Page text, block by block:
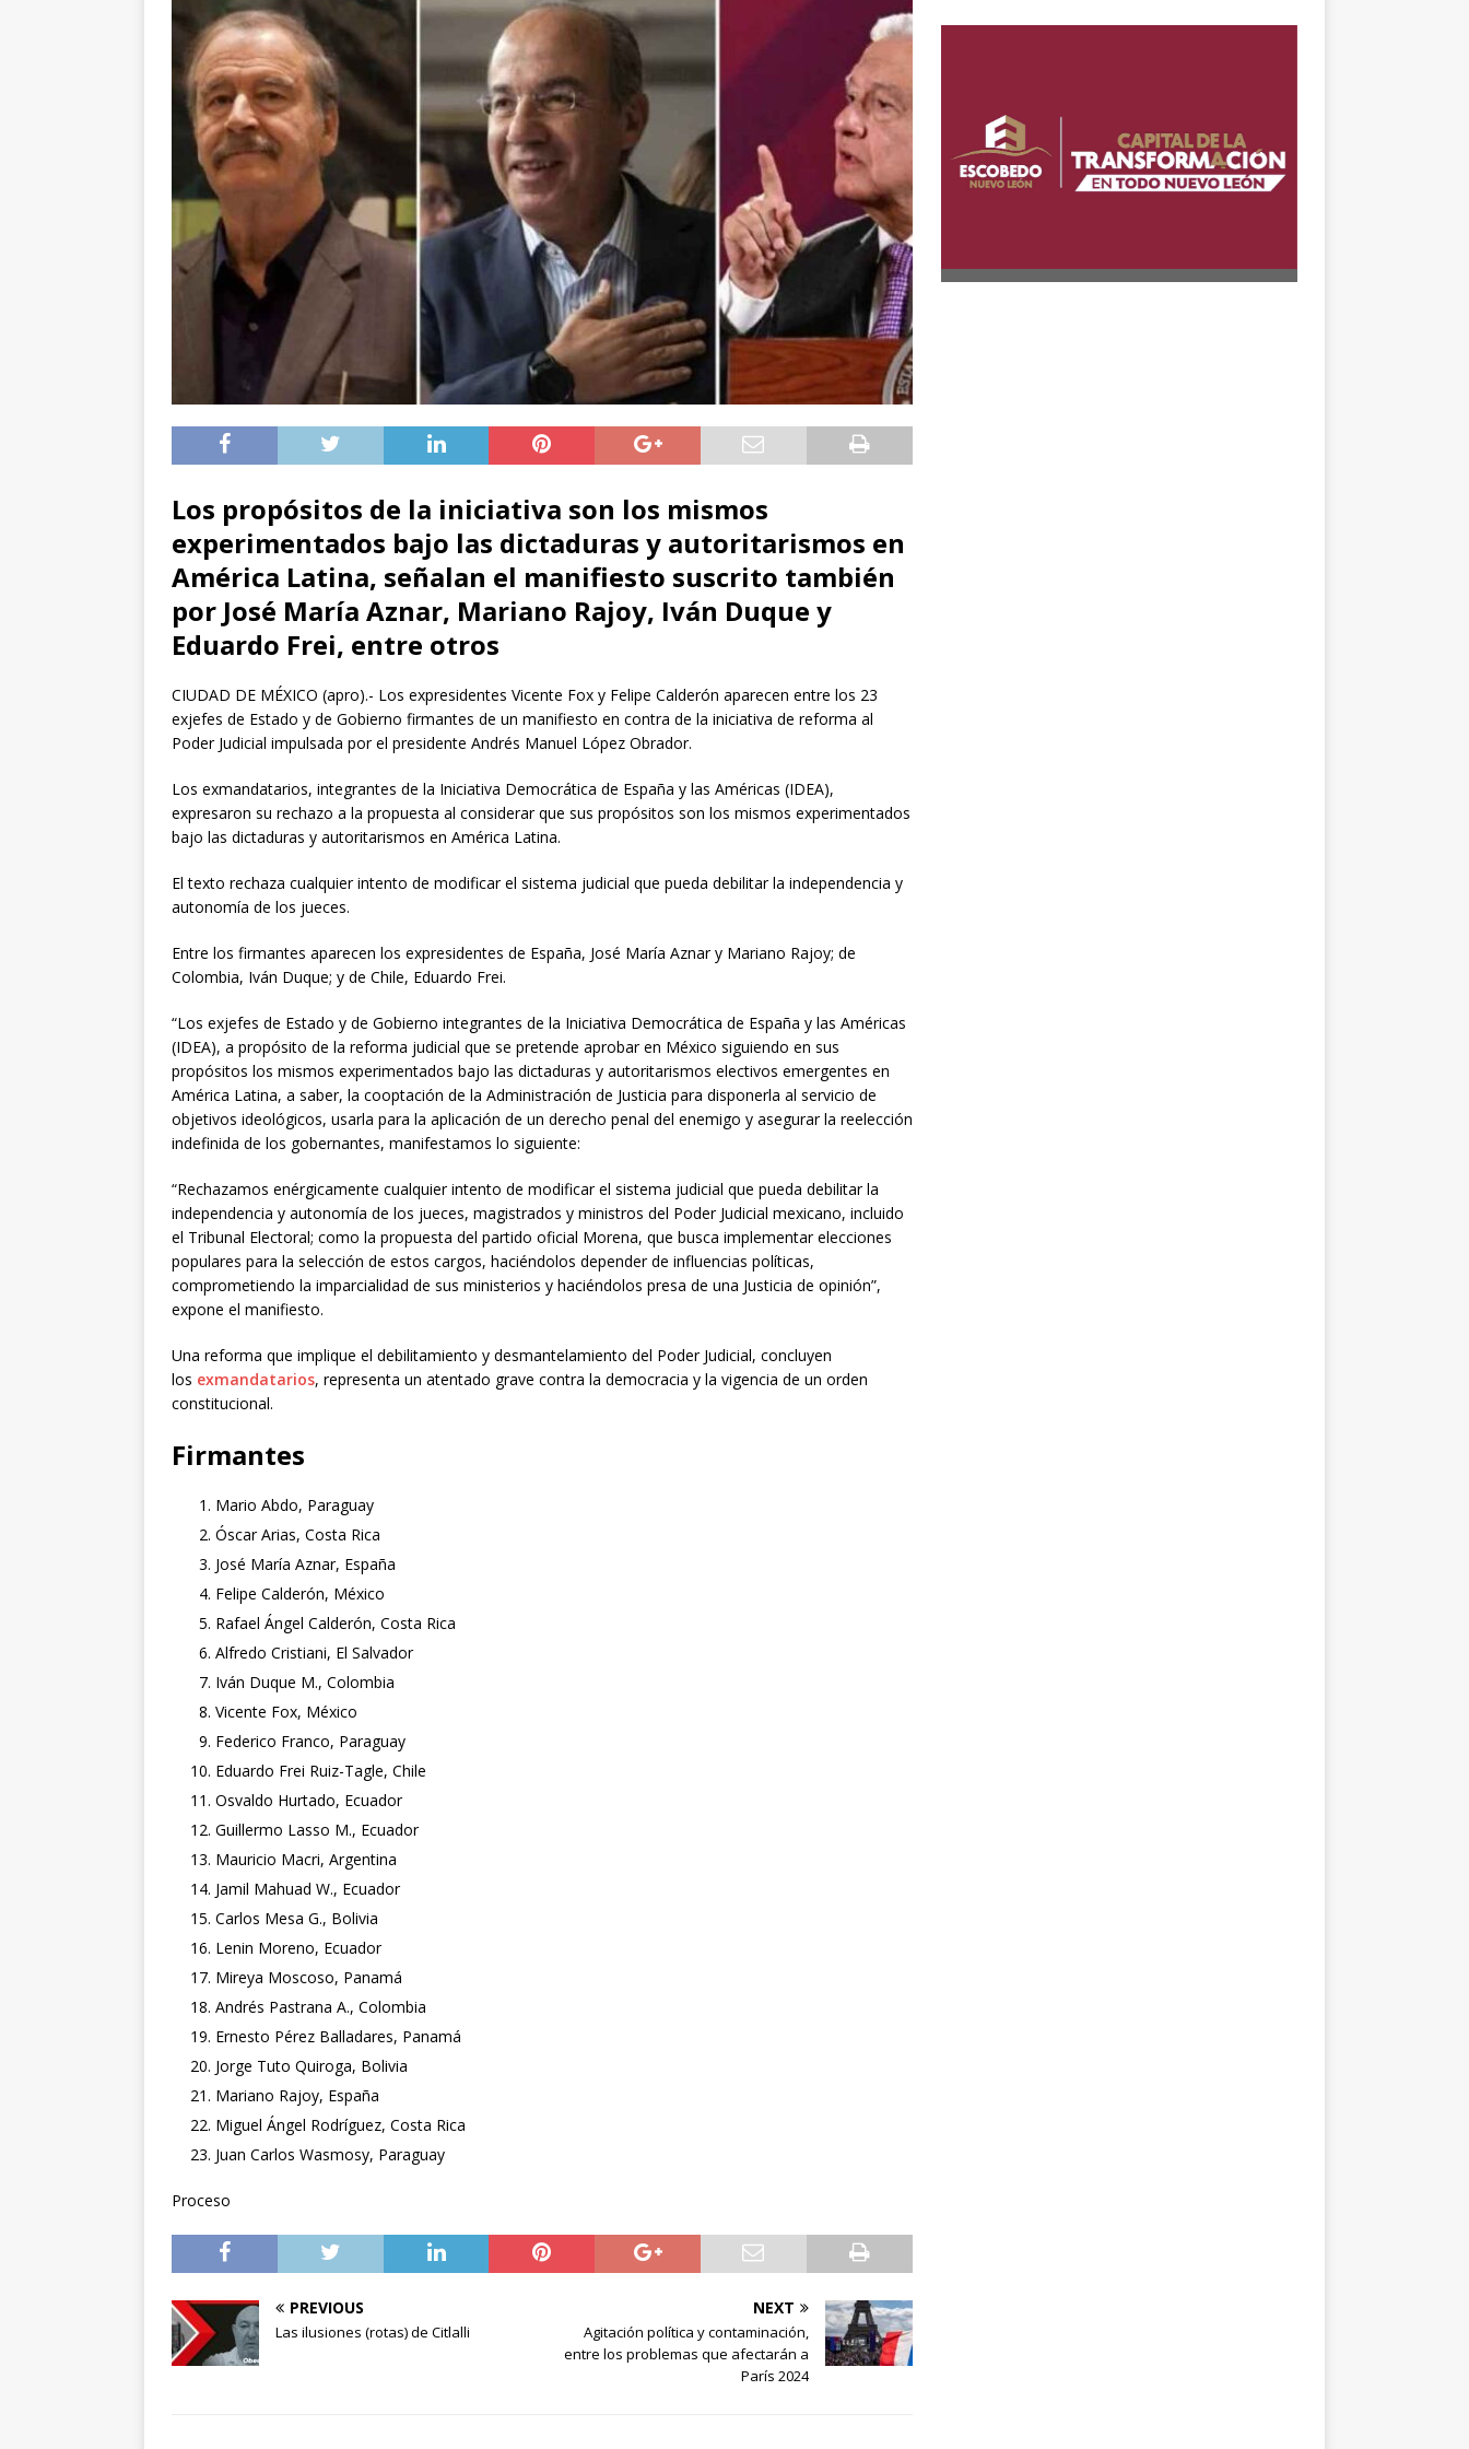
Los propósitos de la iniciativa son los mismos
experimentados bajo las dictaduras y autoritarismos en
América Latina, señalan el manifiesto suscrito también
por José María Aznar, Mariano Rajoy, Iván Duque y
Eduardo Frei, entre otros
CIUDAD DE MÉXICO (apro).- Los expresidentes Vicente Fox y Felipe Calderón aparecen entre los 23
exjefes de Estado y de Gobierno firmantes de un manifiesto en contra de la iniciativa de reforma al
Poder Judicial impulsada por el presidente Andrés Manuel López Obrador.
Los exmandatarios, integrantes de la Iniciativa Democrática de España y las Américas (IDEA),
expresaron su rechazo a la propuesta al considerar que sus propósitos son los mismos experimentados
bajo las dictaduras y autoritarismos en América Latina.
El texto rechaza cualquier intento de modificar el sistema judicial que pueda debilitar la independencia y
autonomía de los jueces.
Entre los firmantes aparecen los expresidentes de España, José María Aznar y Mariano Rajoy; de
Colombia, Iván Duque; y de Chile, Eduardo Frei.
“Los exjefes de Estado y de Gobierno integrantes de la Iniciativa Democrática de España y las Américas
(IDEA), a propósito de la reforma judicial que se pretende aprobar en México siguiendo en sus
propósitos los mismos experimentados bajo las dictaduras y autoritarismos electivos emergentes en
América Latina, a saber, la cooptación de la Administración de Justicia para disponerla al servicio de
objetivos ideológicos, usarla para la aplicación de un derecho penal del enemigo y asegurar la reelección
indefinida de los gobernantes, manifestamos lo siguiente:
“Rechazamos enérgicamente cualquier intento de modificar el sistema judicial que pueda debilitar la
independencia y autonomía de los jueces, magistrados y ministros del Poder Judicial mexicano, incluido
el Tribunal Electoral; como la propuesta del partido oficial Morena, que busca implementar elecciones
populares para la selección de estos cargos, haciéndolos depender de influencias políticas,
comprometiendo la imparcialidad de sus ministerios y haciéndolos presa de una Justicia de opinión”,
expone el manifiesto.
Una reforma que implique el debilitamiento y desmantelamiento del Poder Judicial, concluyen
los exmandatarios, representa un atentado grave contra la democracia y la vigencia de un orden
constitucional.
Firmantes
Mario Abdo, Paraguay
Óscar Arias, Costa Rica
José María Aznar, España
Felipe Calderón, México
Rafael Ángel Calderón, Costa Rica
Alfredo Cristiani, El Salvador
Iván Duque M., Colombia
Vicente Fox, México
Federico Franco, Paraguay
Eduardo Frei Ruiz-Tagle, Chile
Osvaldo Hurtado, Ecuador
Guillermo Lasso M., Ecuador
Mauricio Macri, Argentina
Jamil Mahuad W., Ecuador
Carlos Mesa G., Bolivia
Lenin Moreno, Ecuador
Mireya Moscoso, Panamá
Andrés Pastrana A., Colombia
Ernesto Pérez Balladares, Panamá
Jorge Tuto Quiroga, Bolivia
Mariano Rajoy, España
Miguel Ángel Rodríguez, Costa Rica
Juan Carlos Wasmosy, Paraguay
Proceso
PREVIOUS
Las ilusiones (rotas) de Citlalli
NEXT
Agitación política y contaminación,
entre los problemas que afectarán a
París 2024